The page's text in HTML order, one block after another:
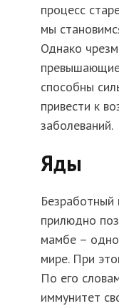
процесс
мы
Однако
способны
привести к
заболеваний.
Яды
прилюдно
мамбе –
мире. При
По его
иммунитет